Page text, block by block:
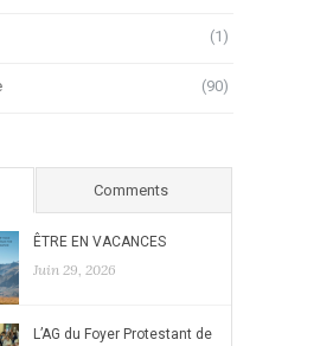
(1)
(90)
Comments
ÊTRE EN VACANCES
Juin 29, 2026
L’AG du Foyer Protestant de